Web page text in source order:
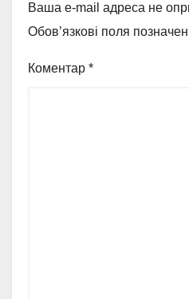
Ваша e-mail адреса не
Обов’язкові поля
Коментар *